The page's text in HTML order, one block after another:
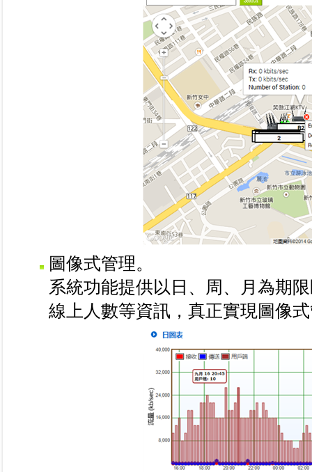
圖像式管理。
系統功能提供以日、周、月為期
線上人數等資訊，真正實現圖像